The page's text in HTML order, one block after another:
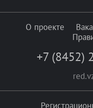
О проекте
+7 (8452)